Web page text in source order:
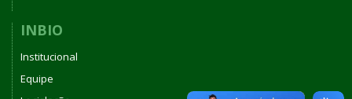
INBIO
Institucional
Equipe